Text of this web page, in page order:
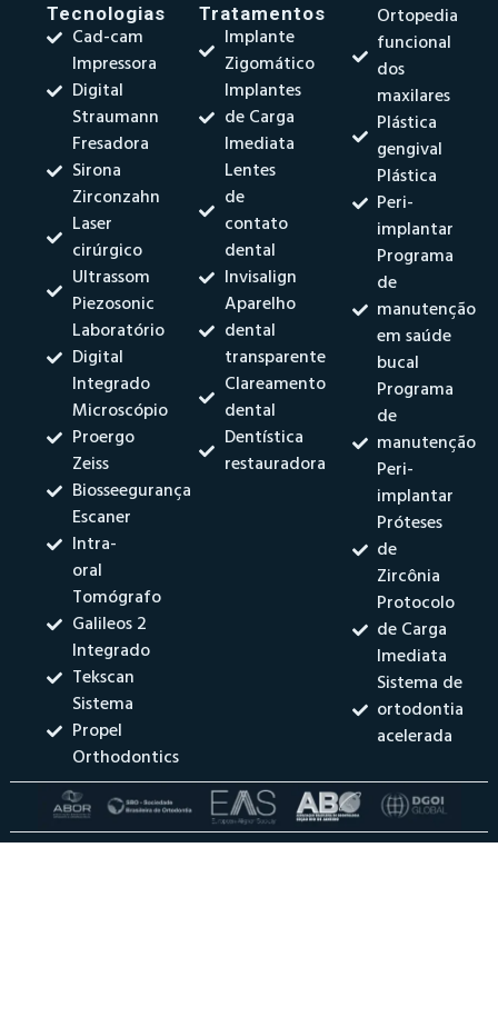
Tecnologias
Cad-cam
Impressora
Digital
Straumann
Fresadora
Sirona
Zirconzahn
Laser
cirúrgico
Ultrassom
Piezosonic
Laboratório
Digital
Integrado
Microscópio
Proergo
Zeiss
Biosseegurança
Escaner
Intra-
oral
Tomógrafo
Galileos 2
Integrado
Tekscan
Sistema
Propel
Orthodontics
Tratamentos
Implante
Zigomático
Implantes
de Carga
Imediata
Lentes
de
contato
dental
Invisalign
Aparelho
dental
transparente
Clareamento
dental
Dentística
restauradora
Ortopedia
funcional
dos
maxilares
Plástica
gengival
Plástica
Peri-
implantar
Programa
de
manutenção
em saúde
bucal
Programa
de
manutenção
Peri-
implantar
Próteses
de
Zircônia
Protocolo
de Carga
Imediata
Sistema de
ortodontia
acelerada